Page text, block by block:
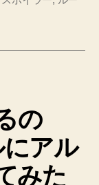
の
アル
みた